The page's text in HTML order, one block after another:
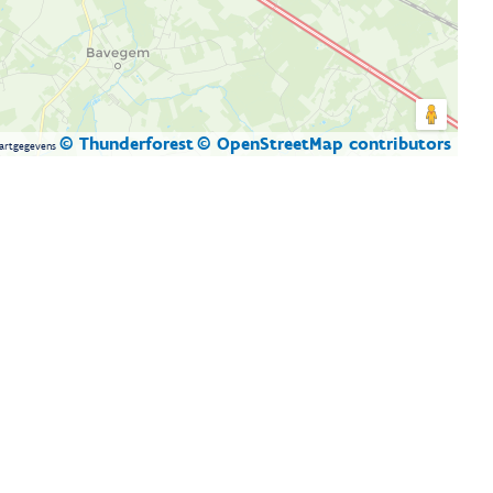
© Thunderforest© OpenStreetMap contributors